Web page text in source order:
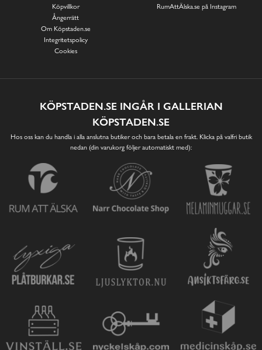
Köpvillkor
Ångerrätt
Om Köpstaden.se
Integritetspolicy
Cookies
RumAttÄlska.se på Instagram
KÖPSTADEN.SE INGÅR I GALLERIAN
KÖPSTADEN.SE
Hos oss kan du handla i alla anslutna butiker och bara betala en frakt. Klicka på valfri butik
nedan (din varukorg följer automatiskt med):